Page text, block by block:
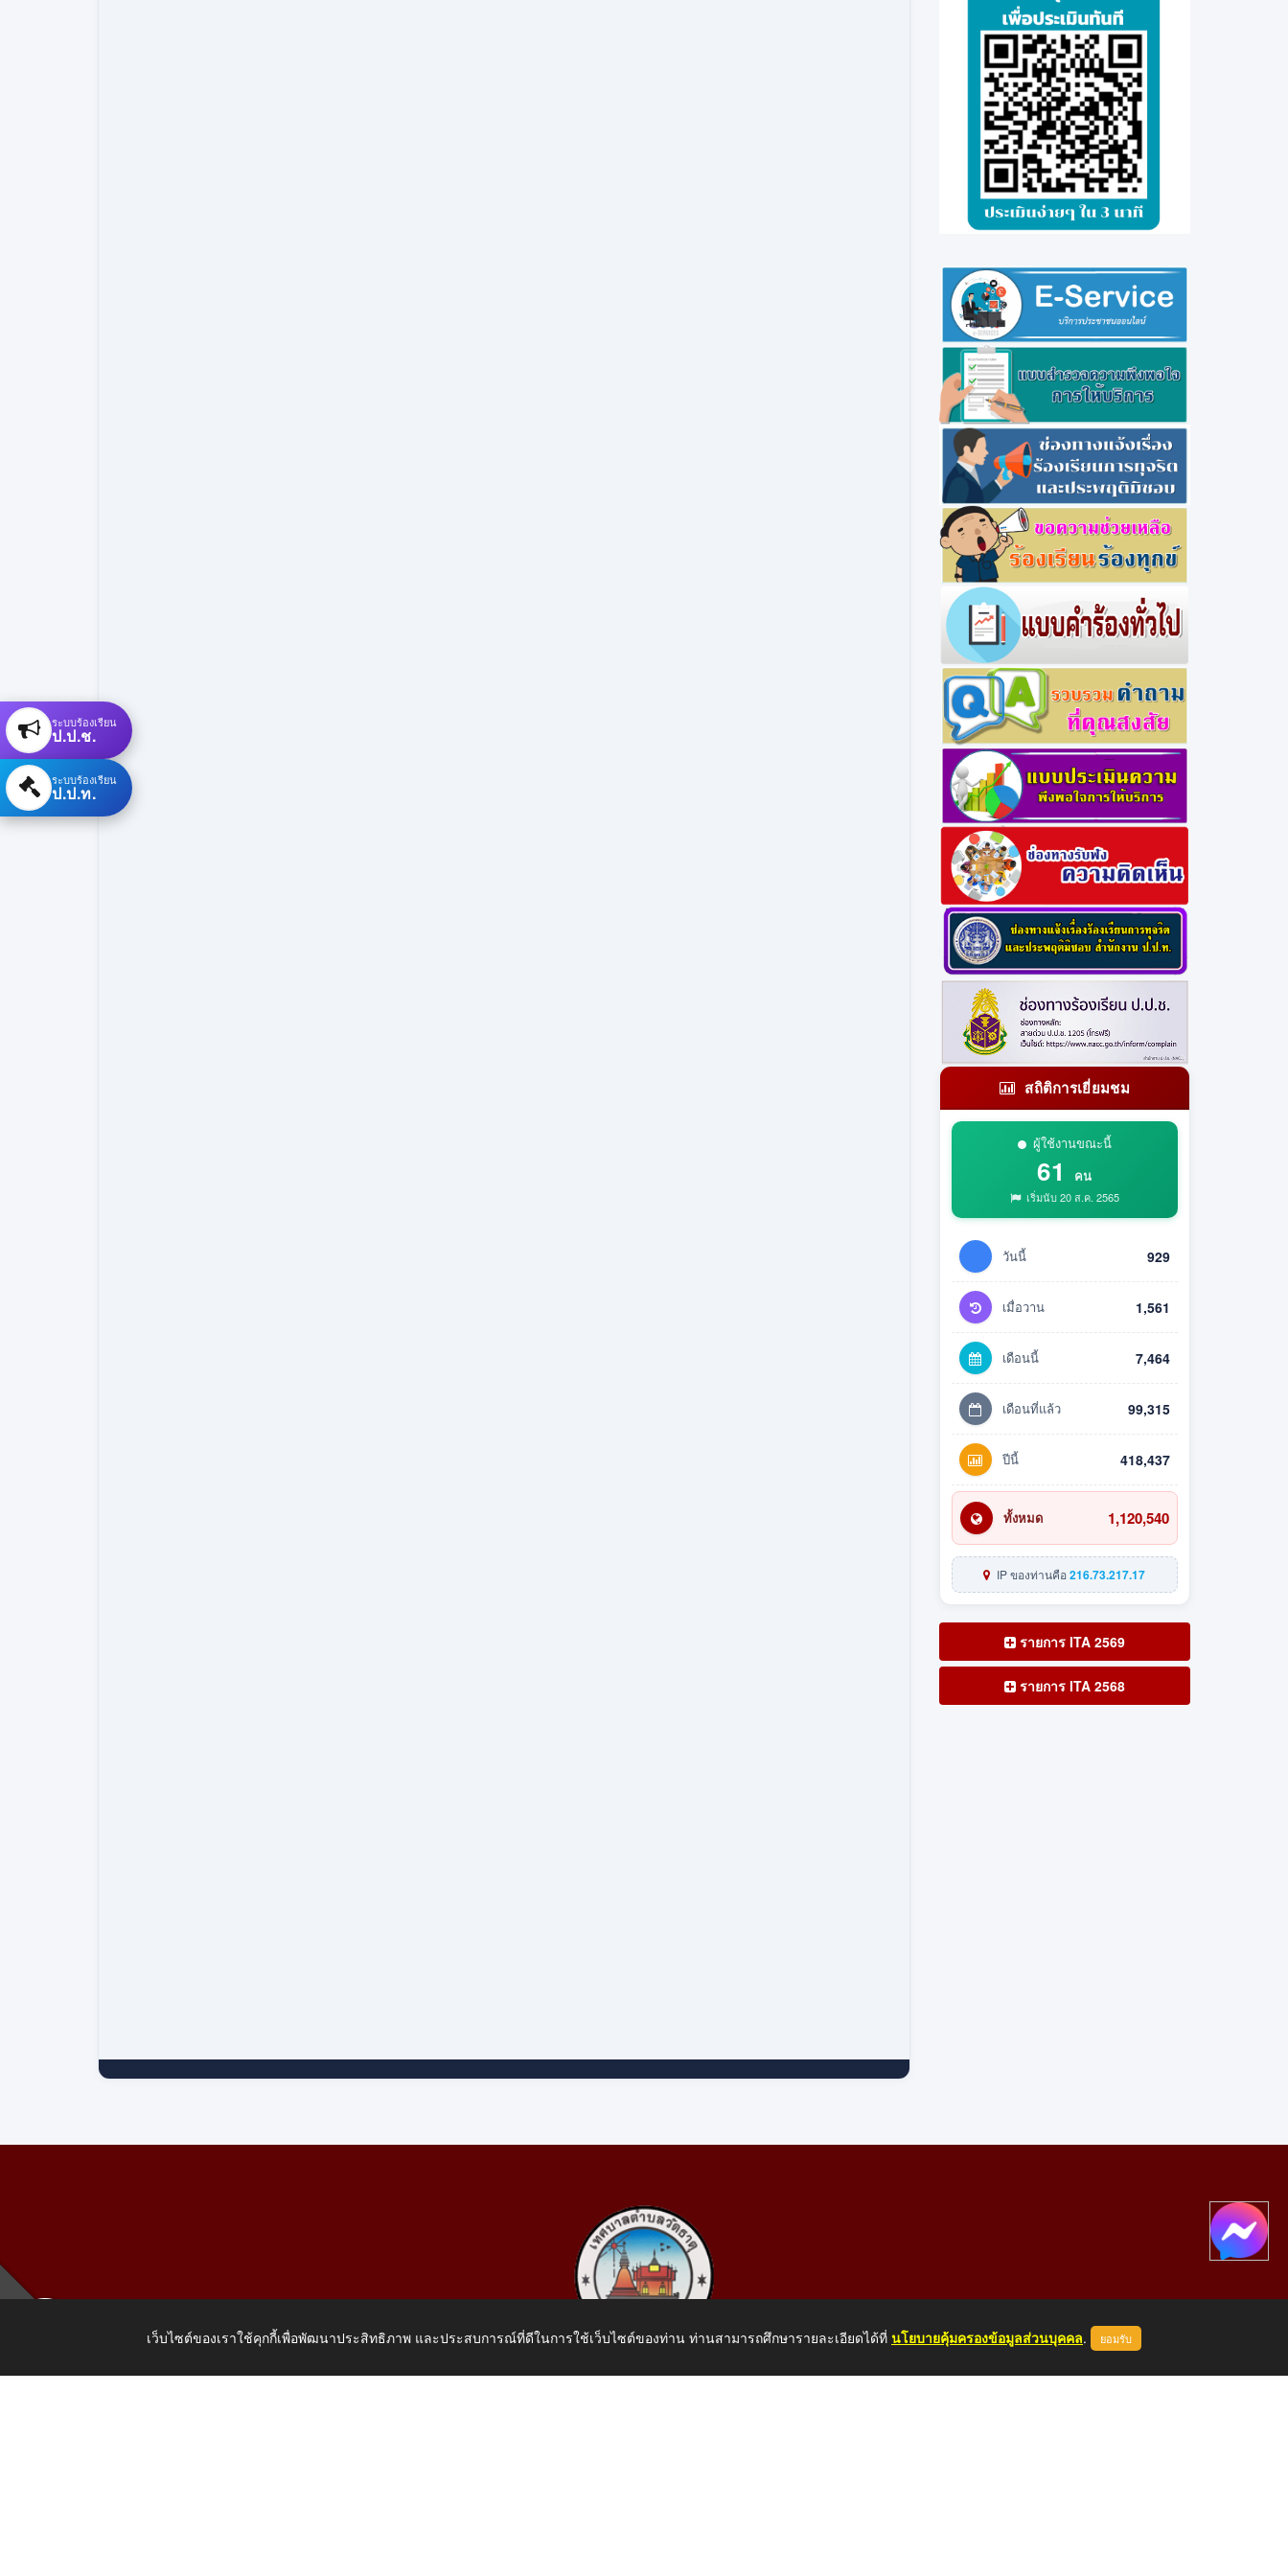
สถิติการเยี่ยมชม
ผู้ใช้งานขณะนี้
61 คน
เริ่มนับ 20 ส.ค. 2565
วันนี้ 929
เมื่อวาน 1,561
เดือนนี้ 7,464
เดือนที่แล้ว 99,315
ปีนี้ 418,437
ทั้งหมด 1,120,540
IP ของท่านคือ216.73.217.17
รายการ ITA 2569
รายการ ITA 2568
ระบบร้องเรียน
ป.ป.ช.
ระบบร้องเรียน
ป.ป.ท.
เว็บไซต์ของเราใช้คุกกี้เพื่อพัฒนาประสิทธิภาพ และประสบการณ์ที่ดีในการใช้เว็บไซต์ของท่าน ท่านสามารถศึกษารายละเอียดได้ที่ นโยบายคุ้มครองข้อมูลส่วนบุคคล. ยอมรับ